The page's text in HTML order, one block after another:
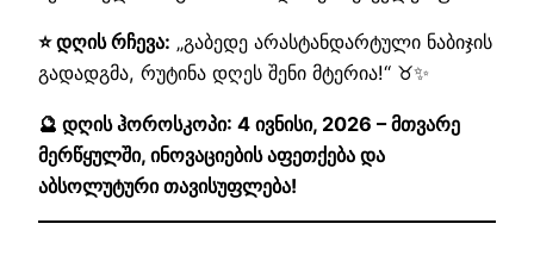
⭐ დღის რჩევა: „გაბედე არასტანდარტული ნაბიჯის
გადადგმა, რუტინა დღეს შენი მტერია!“ ♉✨
🔮 დღის ჰოროსკოპი: 4 ივნისი, 2026 – მთვარე
მერწყულში, ინოვაციების აფეთქება და
აბსოლუტური თავისუფლება!